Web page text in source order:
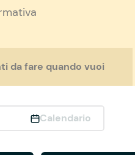
da fare quando vuoi
Calendario